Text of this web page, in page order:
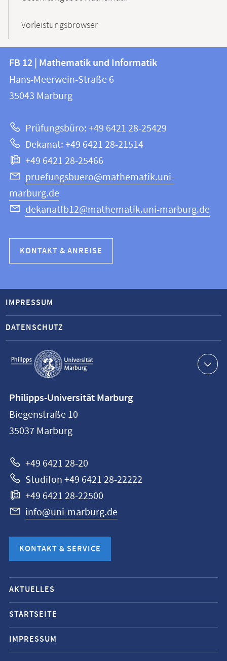
Vorleistungsbrowser
Kontakt
und
Informationen
Website
FB
12
|
und
Informatik
FB 12 | Mathematik und Informatik
Hans-Meerwein-Straße 6
35043 Marburg
Prüfungsbüro: +49 6421 28-25429
Dekanat: +49 6421 28-21514
+49 6421 28-25466
pruefungsbuero@mathematik.uni-
marburg.de
dekanatfb12@mathematik.uni-marburg.de
KONTAKT & ANREISE
Service-
Navigation
IMPRESSUM
DATENSCHUTZ
Philipps-
Universität
Marburg
Philipps-Universität Marburg
Biegenstraße 10
35037 Marburg
+49 6421 28-20
Studifon +49 6421 28-22222
+49 6421 28-22500
info@uni-marburg.de
KONTAKT & SERVICE
Mobile-
Service-
Navigation
und
Social
AKTUELLES
STARTSEITE
IMPRESSUM